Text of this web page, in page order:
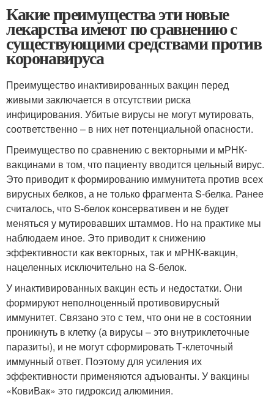
Какие преимущества эти новые
лекарства имеют по сравнению с
существующими средствами против
коронавируса
Преимущество инактивированных вакцин перед
живыми заключается в отсутствии риска
инфицирования. Убитые вирусы не могут мутировать,
соответственно – в них нет потенциальной опасности.
Преимущество по сравнению с векторными и мРНК-
вакцинами в том, что пациенту вводится цельный вирус.
Это приводит к формированию иммунитета против всех
вирусных белков, а не только фрагмента S-белка. Ранее
считалось, что S-белок консервативен и не будет
меняться у мутировавших штаммов. Но на практике мы
наблюдаем иное. Это приводит к снижению
эффективности как векторных, так и мРНК-вакцин,
нацеленных исключительно на S-белок.
У инактивированных вакцин есть и недостатки. Они
формируют неполноценный противовирусный
иммунитет. Связано это с тем, что они не в состоянии
проникнуть в клетку (а вирусы – это внутриклеточные
паразиты), и не могут сформировать Т-клеточный
иммунный ответ. Поэтому для усиления их
эффективности применяются адъюванты. У вакцины
«КовиВак» это гидроксид алюминия.